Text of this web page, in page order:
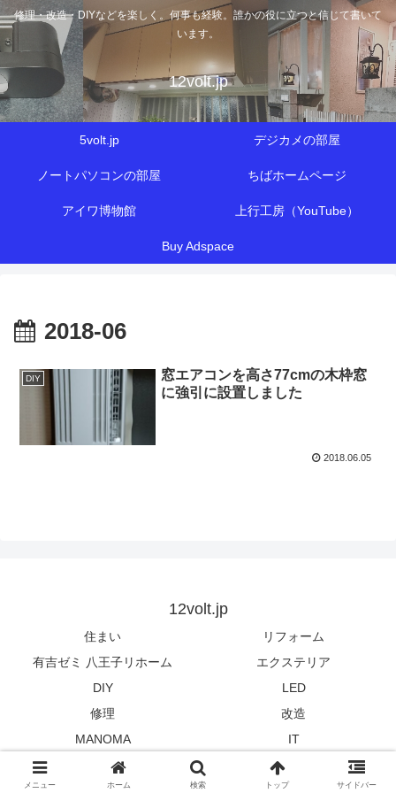
修理・改造・DIYなどを楽しく。何事も経験。誰かの役に立つと信じて書いて
います。
12volt.jp
5volt.jp デジカメの部屋
ノートパソコンの部屋 ちばホームページ
アイワ博物館 上行工房（YouTube）
Buy Adspace
2018-06
DIY
窓エアコンを高さ77cmの木枠窓
に強引に設置しました
2018.06.05
12volt.jp
住まい
リフォーム
有吉ゼミ 八王子リホーム
エクステリア
DIY
LED
修理
改造
MANOMA
IT
© 2012 12volt.jp.
メニュー ホーム 検索 トップ サイドバー